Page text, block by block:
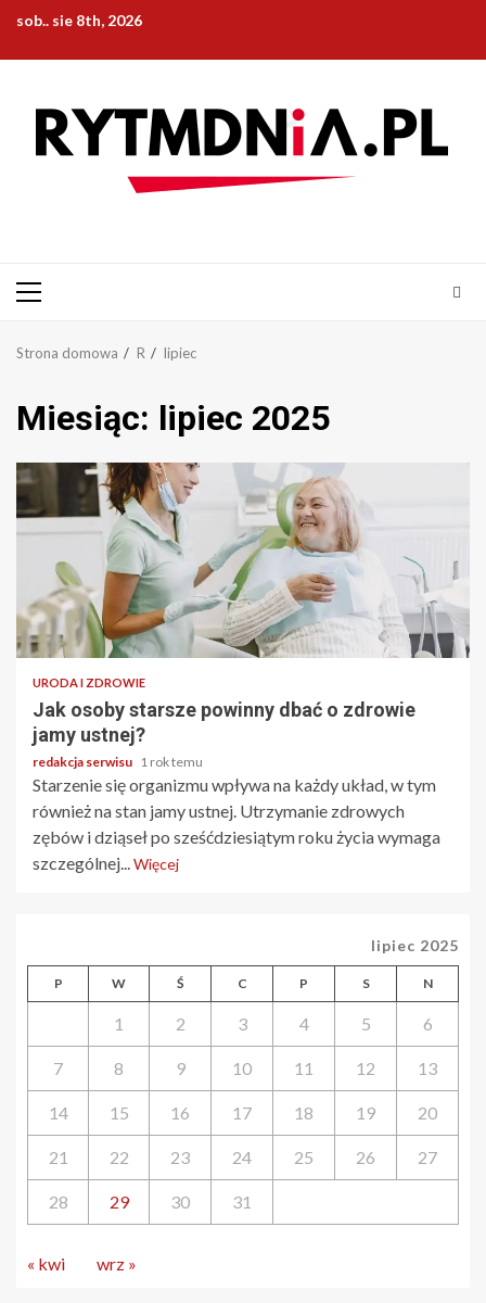
Przejdź
treści
sob.. sie 8th, 2026
Menu
Strona domowa R lipiec
Miesiąc: lipiec 2025
2 min odczytu
URODA I ZDROWIE
Jak osoby starsze powinny dbać o zdrowie
jamy ustnej?
redakcja serwisu 1 rok temu
Starzenie się organizmu wpływa na każdy układ, w tym
również na stan jamy ustnej. Utrzymanie zdrowych
zębów i dziąseł po sześćdziesiątym roku życia wymaga
szczególnej...Więcej
lipiec 2025
P W Ś C P S N
1 2 3 4 5 6
7 8 9 10 11 12 13
14 15 16 17 18 19 20
21 22 23 24 25 26 27
28 29 30 31
« kwi wrz »